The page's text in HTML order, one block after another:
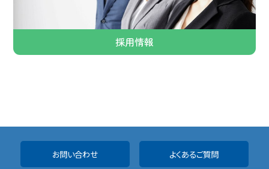
採用情報
お問い合わせ よくあるご質問